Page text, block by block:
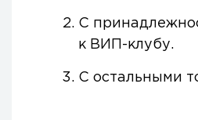
С
к ВИП-клубу.
С остальными